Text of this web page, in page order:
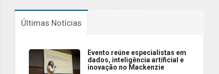
Últimas Notícias
Evento reúne especialistas em
dados, inteligência artificial e
inovação no Mackenzie